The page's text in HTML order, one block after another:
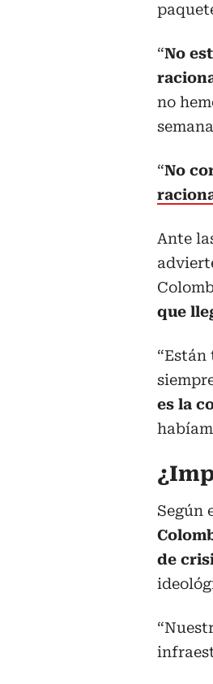
“No
no
“No
Ante
que
“Están
es la
Según
de